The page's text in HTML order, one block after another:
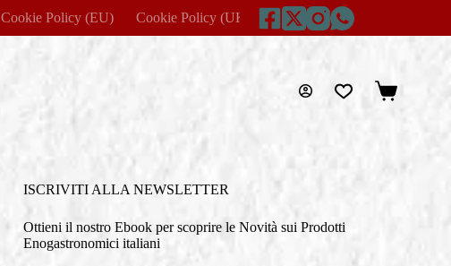
Cookie Policy (EU) Cookie Policy (UK) Disclaimer
Carrello
ISCRIVITI ALLA NEWSLETTER
Ottieni il nostro Ebook per scoprire le Novità sui Prodotti
Enogastronomici italiani